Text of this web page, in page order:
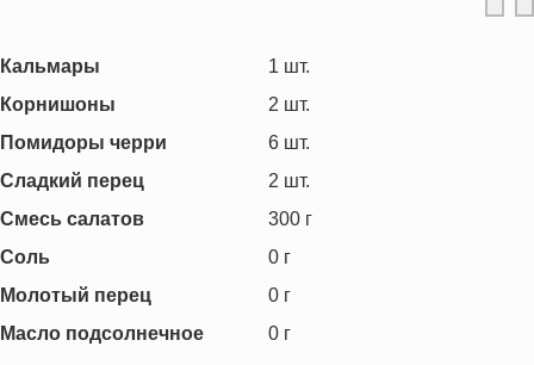
Кальмары 1 шт.
Корнишоны
2 шт.
Помидоры черри
6 шт.
Сладкий перец
2 шт.
Смесь салатов
300 г
Соль
0 г
Молотый перец
0 г
Масло подсолнечное
0 г